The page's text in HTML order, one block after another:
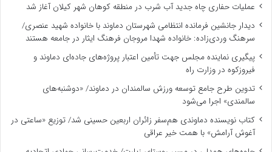
عملیات حفاری چاه جدید آب شرب در منطقه کوهان شهر کیلان آغاز شد
دیدار جانشین فرمانده انتظامی شهرستان دماوند با خانواده شهید عنصری/
سرهنگ وردی‌زاده: خانواده شهدا مروجان فرهنگ ایثار در جامعه هستند
پیگیری نماینده مجلس جهت تأمین اعتبار پروژه‌های جاده‌ای دماوند و
فیروزکوه در وزارت راه
تدوین طرح جامع توسعه ورزش سالمندان در دماوند/ «دوشنبه‌های
سالمندی» اجرا می‌شود
کتاب نویسنده دماوندی هم‌سفر زائران اربعین حسینی شد/ توزیع «ساعتی در
آغوش آرامش» با همت خیر عراقی